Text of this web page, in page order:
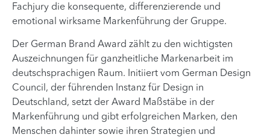
Fachjury die konsequente, differenzierende und
emotional wirksame Markenführung der Gruppe.
Der German Brand Award zählt zu den wichtigsten
Auszeichnungen für ganzheitliche Markenarbeit im
deutschsprachigen Raum. Initiiert vom German Design
Council, der führenden Instanz für Design in
Deutschland, setzt der Award Maßstäbe in der
Markenführung und gibt erfolgreichen Marken, den
Menschen dahinter sowie ihren Strategien und